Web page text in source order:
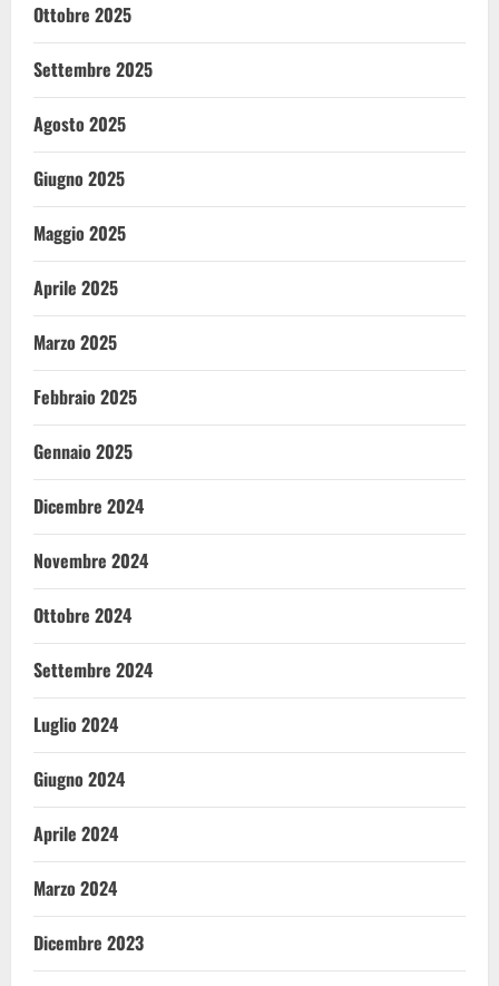
Ottobre 2025
Settembre 2025
Agosto 2025
Giugno 2025
Maggio 2025
Aprile 2025
Marzo 2025
Febbraio 2025
Gennaio 2025
Dicembre 2024
Novembre 2024
Ottobre 2024
Settembre 2024
Luglio 2024
Giugno 2024
Aprile 2024
Marzo 2024
Dicembre 2023